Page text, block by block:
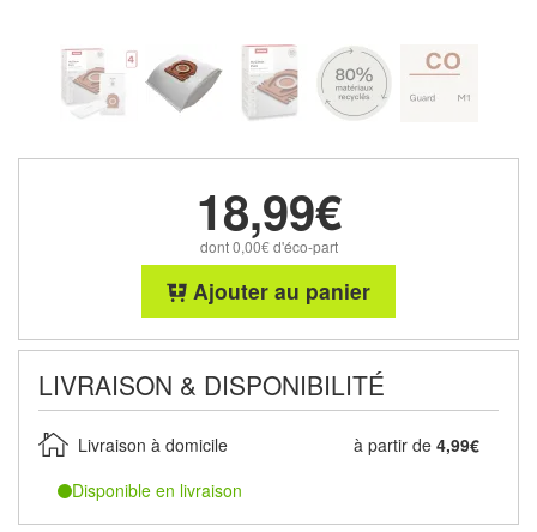
18,99€
dont 0,00€ d'éco-part
Ajouter au panier
LIVRAISON & DISPONIBILITÉ
Livraison à domicile à partir de 4,99€
Disponible en livraison